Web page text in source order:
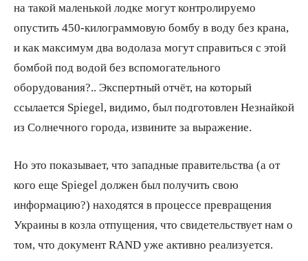
на такой маленькой лодке могут контролируемо
опустить 450-килограммовую бомбу в воду без крана,
и как максимум два водолаза могут справиться с этой
бомбой под водой без вспомогательного
оборудования?.. Экспертный отчёт, на который
ссылается Spiegel, видимо, был подготовлен Незнайкой
из Солнечного города, извините за выражение.
Но это показывает, что западные правительства (а от
кого еще Spiegel должен был получить свою
информацию?) находятся в процессе превращения
Украины в козла отпущения, что свидетельствует нам о
том, что документ RAND уже активно реализуется.